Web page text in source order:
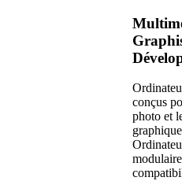
conçus
photo et